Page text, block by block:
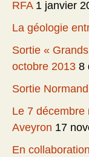
RFA 1 janvier
La géologie
Sortie «
octobre 2013 8
Sortie
Le 7 décembre
Aveyron 17
En